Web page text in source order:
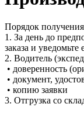
Порядок
1. За день до
заказа и
2. Водитель
• доверенность
• документ,
• копию заявки
3. Отгрузка со